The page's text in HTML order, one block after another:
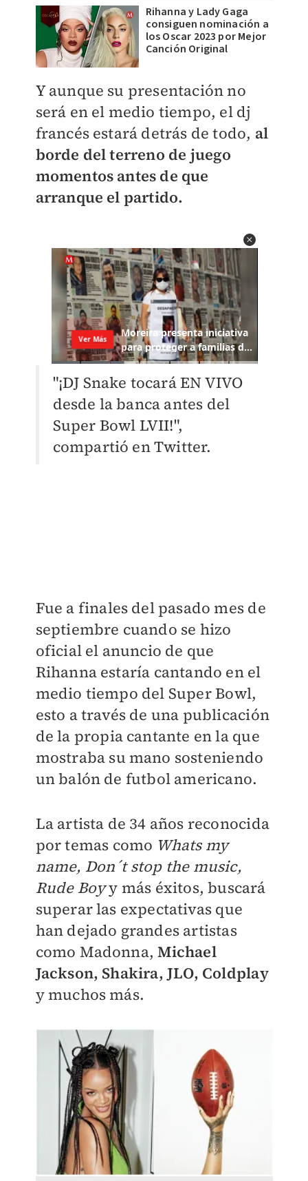
Rihanna y Lady Gaga
consiguen nominación a
los Oscar 2023 por Mejor
Canción Original
Y aunque su presentación no
será en el medio tiempo, el dj
francés estará detrás de todo, al
borde del terreno de juego
momentos antes de que
arranque el partido.
"¡DJ Snake tocará EN VIVO
desde la banca antes del
Super Bowl LVII!",
compartió en Twitter.
Fue a finales del pasado mes de
septiembre cuando se hizo
oficial el anuncio de que
Rihanna estaría cantando en el
medio tiempo del Super Bowl,
esto a través de una publicación
de la propia cantante en la que
mostraba su mano sosteniendo
un balón de futbol americano.
La artista de 34 años reconocida
por temas como Whats my
name, Don´t stop the music,
Rude Boyy más éxitos, buscará
superar las expectativas que
han dejado grandes artistas
como Madonna,Michael
Jackson, Shakira, JLO, Coldplay
y muchos más.